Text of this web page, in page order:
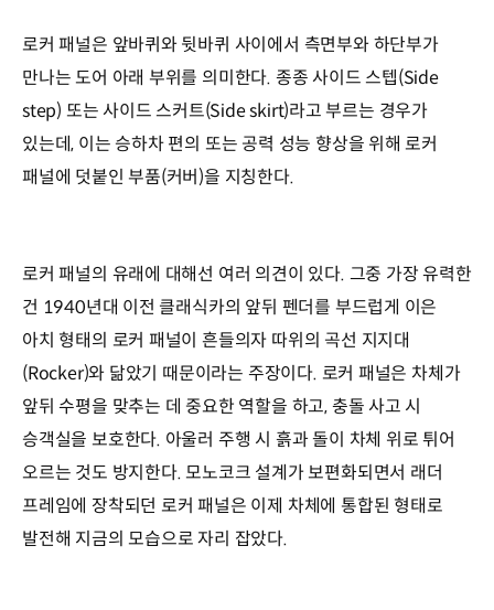
로커 패널은 앞바퀴와 뒷바퀴 사이에서 측면부와 하단부가
만나는 도어 아래 부위를 의미한다. 종종 사이드 스텝(Side
step) 또는 사이드 스커트(Side skirt)라고 부르는 경우가
있는데, 이는 승하차 편의 또는 공력 성능 향상을 위해 로커
패널에 덧붙인 부품(커버)을 지칭한다.
로커 패널의 유래에 대해선 여러 의견이 있다. 그중 가장 유력한
건 1940년대 이전 클래식카의 앞뒤 펜더를 부드럽게 이은
아치 형태의 로커 패널이 흔들의자 따위의 곡선 지지대
(Rocker)와 닮았기 때문이라는 주장이다. 로커 패널은 차체가
앞뒤 수평을 맞추는 데 중요한 역할을 하고, 충돌 사고 시
승객실을 보호한다. 아울러 주행 시 흙과 돌이 차체 위로 튀어
오르는 것도 방지한다. 모노코크 설계가 보편화되면서 래더
프레임에 장착되던 로커 패널은 이제 차체에 통합된 형태로
발전해 지금의 모습으로 자리 잡았다.